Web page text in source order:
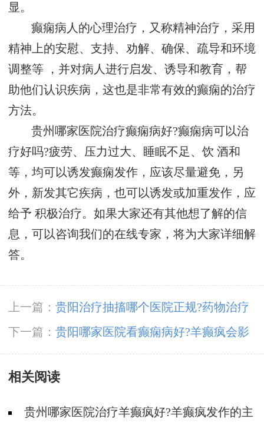
显。
癫痫病人的心理治疗，又称精神治疗，采用
精神上的安慰、支持、劝解、确保、疏导和环境
调整等 ，并对病人进行启发、诱导和教育，帮
助他们认识疾病，这也是非常有效的癫痫的治疗
方法。
贵州哪家医院治疗癫痫病好?癫痫病可以治
疗好吗?疲劳、压力过大、睡眠不足、饮 酒和
等，均可以诱发癫痫发作，应该尽量避免，另
外，新发其它疾病，也可以诱发或加重发作，应
给予 积极治疗。如果大家还有其他想了解的信
息，可以咨询我们的在线专家，将为大家详细解
答。
上一篇： 贵阳治疗抽搐哪个医院正规?药物治疗
能治疗好癫痫吗?
下一篇： 贵阳哪家医院看癫痫病好?羊癫疯会影
响工作吗?
相关阅读
贵州哪家医院治疗羊癫疯好?羊癫疯发作的主